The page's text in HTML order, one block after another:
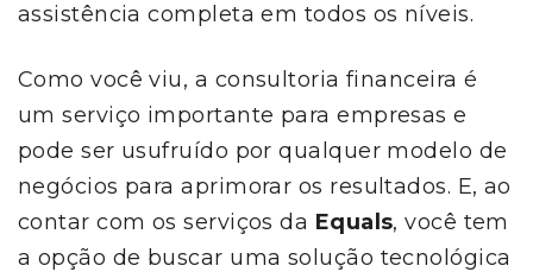
assistência completa em todos os níveis.
Como você viu, a consultoria financeira é
um serviço importante para empresas e
pode ser usufruído por qualquer modelo de
negócios para aprimorar os resultados. E, ao
contar com os serviços da Equals, você tem
a opção de buscar uma solução tecnológica